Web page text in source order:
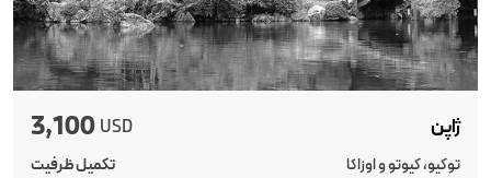
ژاپن USD
3,100
توکیو، کیوتو و اوزاکا تکمیل ظرفیت